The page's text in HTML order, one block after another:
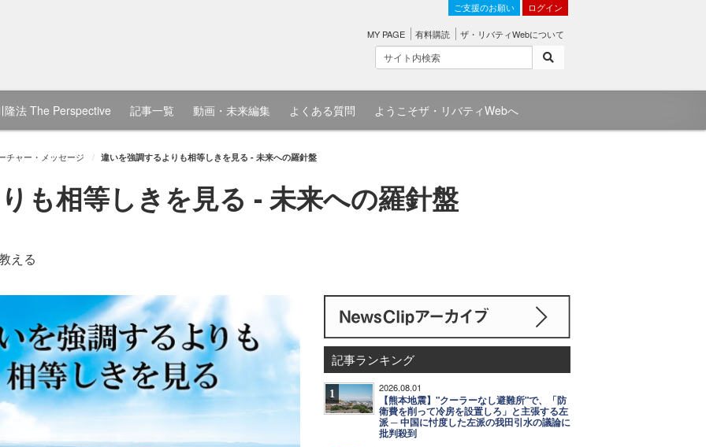
ご支援のお願い ログイン
MY PAGE 有料購読 ザ・リバティWebについて
隆法 The Perspective 記事一覧 動画・未来編集 よくある質問 ようこそザ・リバティWebへ
チャー・メッセージ 違いを強調するよりも相等しきを見る - 未来への羅針盤
も相等しきを見る - 未来への羅針盤
える
記事ランキング
1 2026.08.01
【熊本地震】"クーラーなし避難所"で、「防
衛費を削って冷房を設置しろ」と主張する左
派 ─ 中国に忖度した左派の我田引水の議論に
批判殺到